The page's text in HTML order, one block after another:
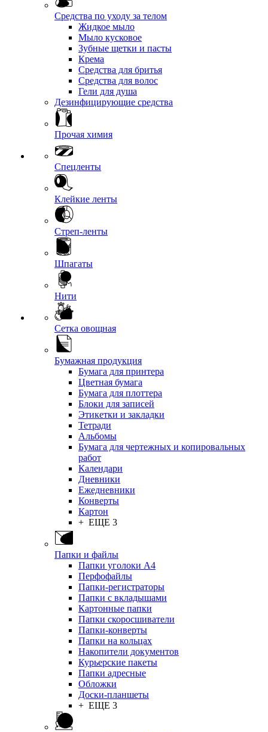
Средства по уходу за телом
Жидкое мыло
Мыло кусковое
Зубные щетки и пасты
Крема
Средства для бритья
Средства для волос
Гели для душа
Дезинфицирующие средства
Прочая химия
Спецленты
Клейкие ленты
Стреп-ленты
Шпагаты
Нити
Сетка овощная
Бумажная продукция
Бумага для принтера
Цветная бумага
Бумага для плоттера
Блоки для записей
Этикетки и закладки
Тетради
Альбомы
Бумага для чертежных и копировальных
работ
Календари
Дневники
Ежедневники
Конверты
Картон
+ ЕЩЕ 3
Папки и файлы
Папки уголоки А4
Перфофайлы
Папки-регистраторы
Папки с вкладышами
Картонные папки
Папки скоросшиватели
Папки-конверты
Папки на кольцах
Накопители документов
Курьерские пакеты
Папки адресные
Обложки
Доски-планшеты
+ ЕЩЕ 3